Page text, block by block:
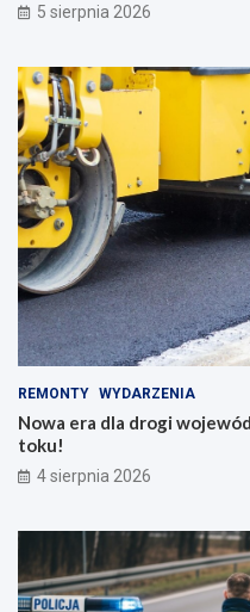
5 sierpnia 2026
REMONTY WYDARZENIA
Nowa era dla drogi
toku!
4 sierpnia 2026